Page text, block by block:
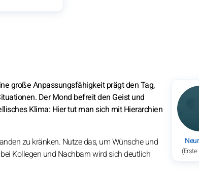
große Anpassungsfähigkeit prägt den Tag,
Der Mond befreit den Geist und
Klima: Hier tut man sich mit Hierarchien
zu kränken. Nutze das, um Wünsche und
Kollegen und Nachbarn wird sich deutlich